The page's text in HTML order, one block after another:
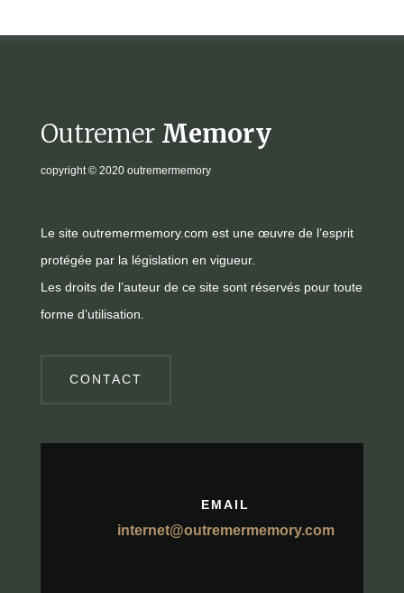
Outremer Memory
copyright© 2020 outremermemory
Le site outremermemory.com est une œuvre de l’esprit
protégée par la législation en vigueur.
Les droits de l’auteur de ce site sont réservés pour toute
forme d’utilisation.
CONTACT
EMAIL
internet@outremermemory.com